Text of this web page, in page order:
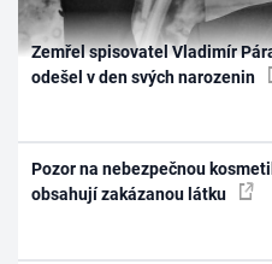
Zemřel spisovatel Vladimír
odešel v den svých narozenin
Pozor na nebezpečnou
obsahují zakázanou látku